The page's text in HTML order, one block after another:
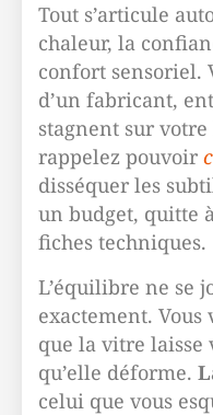
Tout s’articule
chaleur, la
confort sensoriel.
d’un fabricant,
stagnent sur
rappelez pouvoir
disséquer les
un budget, quitte
fiches techniques.
L’équilibre ne se
exactement. Vous
que la vitre laisse
qu’elle déforme.
celui que vous